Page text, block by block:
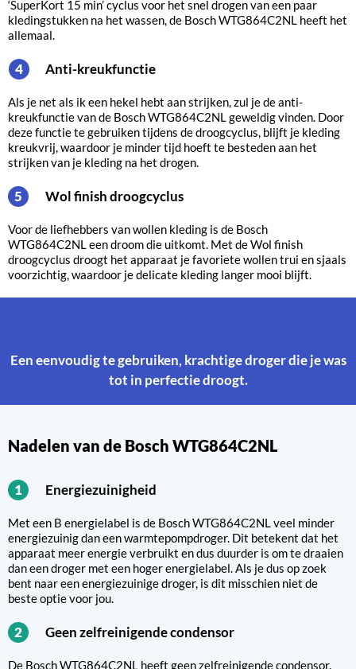
‘SuperKort 15 min’ cyclus voor het snel drogen van een paar
kledingstukken na het wassen, de Bosch WTG864C2NL heeft het
allemaal.
4 Anti-kreukfunctie
Als je net als ik een hekel hebt aan strijken, zul je de anti-
kreukfunctie van de Bosch WTG864C2NL geweldig vinden. Door
deze functie te gebruiken tijdens de droogcyclus, blijft je kleding
kreukvrij, waardoor je minder tijd hoeft te besteden aan het
strijken van je kleding na het drogen.
5 Wol finish droogcyclus
Voor de liefhebbers van wollen kleding is de Bosch
WTG864C2NL een droom die uitkomt. Met de Wol finish
droogcyclus droogt het apparaat je favoriete wollen trui en sjaals
voorzichtig, waardoor je delicate kleding langer mooi blijft.
Een eenvoudig te gebruiken, krachtige droger die je was
tot in perfectie droogt.
Nadelen van de Bosch WTG864C2NL
1 Energiezuinigheid
Met een B energielabel is de Bosch WTG864C2NL veel minder
energiezuinig dan een warmtepompdroger. Dit betekent dat het
apparaat meer energie verbruikt en dus duurder is om te draaien
dan een droger met een hoger energielabel. Als je dus op zoek
bent naar een energiezuinige droger, is dit misschien niet de
beste optie voor jou.
2 Geen zelfreinigende condensor
De Bosch WTG864C2NL heeft geen zelfreinigende condensor.